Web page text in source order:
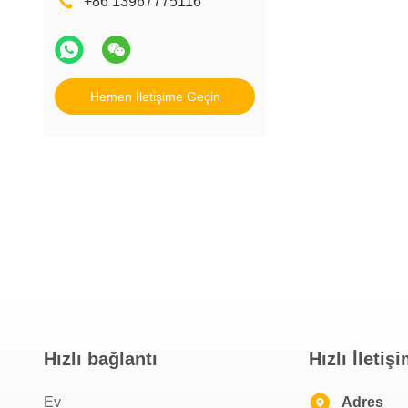
Hemen İletişime Geçin
Hızlı bağlantı
Ev
Hızlı
Adres